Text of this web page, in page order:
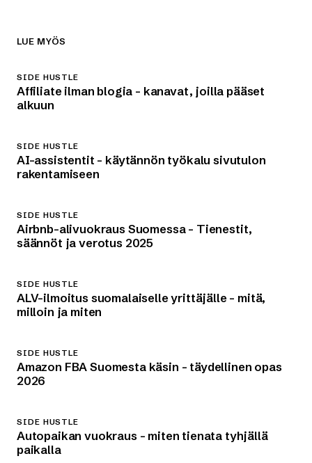
LUE MYÖS
SIDE HUSTLE
Affiliate ilman blogia – kanavat, joilla pääset
alkuun
SIDE HUSTLE
AI-assistentit – käytännön työkalu sivutulon
rakentamiseen
SIDE HUSTLE
Airbnb-alivuokraus Suomessa – Tienestit,
säännöt ja verotus 2025
SIDE HUSTLE
ALV-ilmoitus suomalaiselle yrittäjälle – mitä,
milloin ja miten
SIDE HUSTLE
Amazon FBA Suomesta käsin – täydellinen opas
2026
SIDE HUSTLE
Autopaikan vuokraus – miten tienata tyhjällä
paikalla